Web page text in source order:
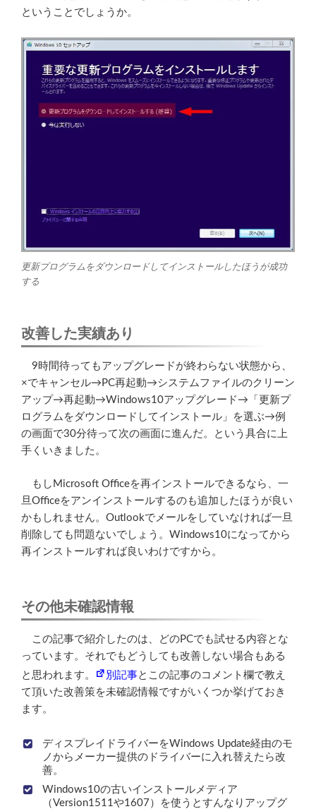
ということでしょうか。
更新プログラムをダウンロードしてインストールしたほうが成功
する
改善した実績あり
9時間待ってもアップグレードが終わらない状態から、
×でキャンセル→PC再起動→システムファイルのクリーン
アップ→再起動→Windows10アップグレード→「更新プ
ログラムをダウンロードしてインストール」を選ぶ→例
の画面で30分待って次の画面に進んだ。という具合に上
手くいきました。
もしMicrosoft Officeを再インストールできるなら、一
旦Officeをアンインストールするのも追加したほうが良い
かもしれません。Outlookでメールをしていなければ一旦
削除しても問題ないでしょう。Windows10になってから
再インストールすれば良いわけですから。
その他未確認情報
この記事で紹介したのは、どのPCでも試せる内容とな
っています。それでもどうしても改善しない場合もある
と思われます。
別記事とこの記事のコメント欄で教え
て頂いた改善策を未確認情報ですがいくつか挙げておき
ます。
ディスプレイドライバーをWindows Update経由のモ
ノからメーカー提供のドライバーに入れ替えたら改
善。
Windows10の古いインストールメディア
（Version1511や1607）を使うとすんなりアップグ